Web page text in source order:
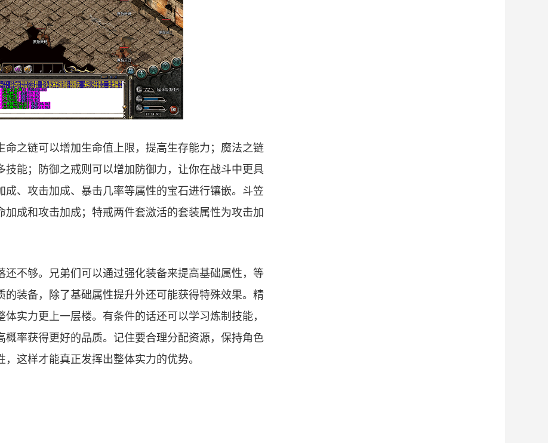
之链可以增加生命值上限，提高生存能力；魔法之链
能；防御之戒则可以增加防御力，让你在战斗中更具
、攻击加成、暴击几率等属性的宝石进行镶嵌。斗笠
成和攻击加成；特戒两件套激活的套装属性为攻击加
不够。兄弟们可以通过强化装备来提高基础属性，等
装备，除了基础属性提升外还可能获得特殊效果。精
实力更上一层楼。有条件的话还可以学习炼制技能，
概率获得更好的品质。记住要合理分配资源，保持角色
这样才能真正发挥出整体实力的优势。